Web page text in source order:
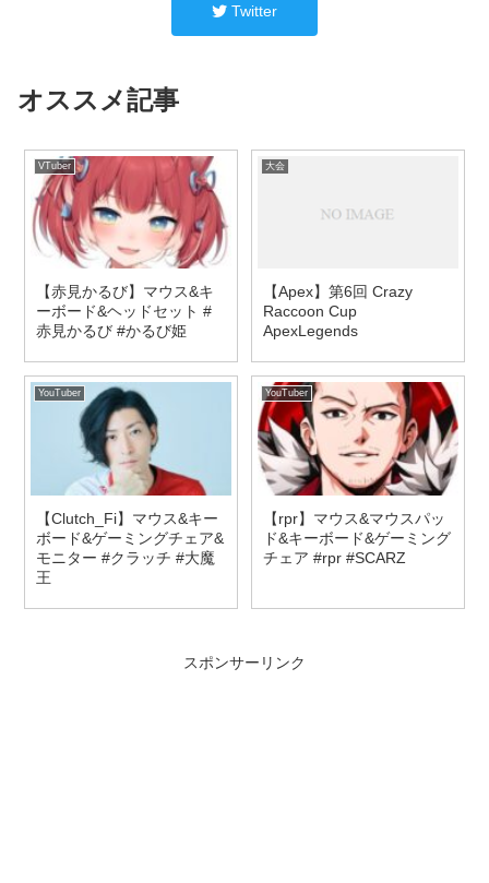
Twitter
オススメ記事
VTuber
【赤見かるび】マウス&キ
ーボード&ヘッドセット #
赤見かるび #かるび姫
大会
【Apex】第6回 Crazy
Raccoon Cup
ApexLegends
YouTuber
【Clutch_Fi】マウス&キー
ボード&ゲーミングチェア&
モニター #クラッチ #大魔
王
YouTuber
【rpr】マウス&マウスパッ
ド&キーボード&ゲーミング
チェア #rpr #SCARZ
スポンサーリンク